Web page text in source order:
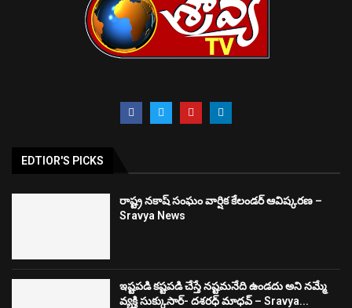
EDTIOR'S PICKS
రాష్ట్ర నకాష్ సంఘం వార్షిక కేలండర్ ఆవిష్కరణ –
Sravya News
ఇష్టపడి కష్టపడి చేస్తే నష్టమనేది ఉండదు అని నమ్మే
వ్యక్తి సుక్కుసార్‌- దశరధ్‌ మాధవ్‌ – Sravya...